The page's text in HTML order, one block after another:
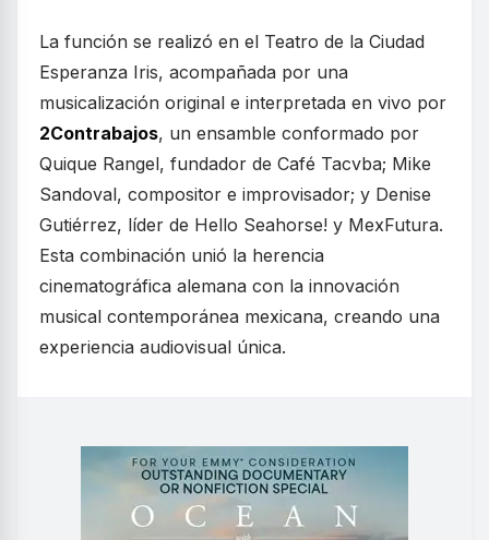
La función se realizó en el Teatro de la Ciudad
Esperanza Iris, acompañada por una
musicalización original e interpretada en vivo por
2Contrabajos, un ensamble conformado por
Quique Rangel, fundador de Café Tacvba; Mike
Sandoval, compositor e improvisador; y Denise
Gutiérrez, líder de Hello Seahorse! y MexFutura.
Esta combinación unió la herencia
cinematográfica alemana con la innovación
musical contemporánea mexicana, creando una
experiencia audiovisual única.